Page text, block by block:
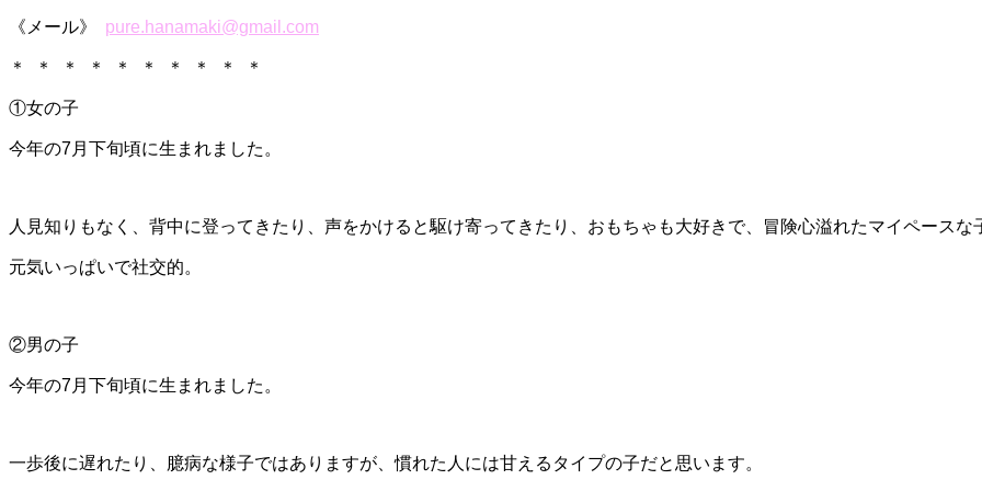
《メール》 pure.hanamaki@gmail.com
＊ ＊ ＊ ＊ ＊ ＊ ＊ ＊ ＊ ＊
①女の子
今年の7月下旬頃に生まれました。
人見知りもなく、背中に登ってきたり、声をかけると駆け寄ってきたり、おもちゃも大好きで、冒険心溢れたマイペースな
元気いっぱいで社交的。
②男の子
今年の7月下旬頃に生まれました。
一歩後に遅れたり、臆病な様子ではありますが、慣れた人には甘えるタイプの子だと思います。